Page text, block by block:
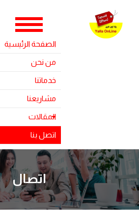
الصفحة الرئيسية
من نحن
خدماتنا
مشاريعنا
المقالات
اتصل بنا
اتصال